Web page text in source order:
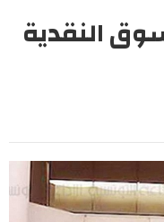
النقدية